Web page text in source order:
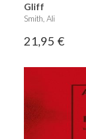
Gliff
Smith, Ali
21,95 €